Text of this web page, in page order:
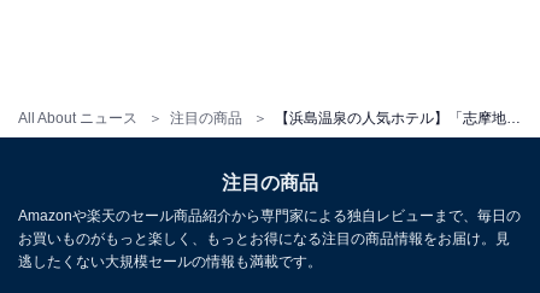
All About ニュース 注目の商品
チェックアウト：11:00
※掲載されている情報は記事公開時のものです。あらか
じめご了承ください。
注目の商品
Amazonや楽天のセール商品紹介から専門家による独自レビューまで、毎日の
お買いものがもっと楽しく、もっとお得になる注目の商品情報をお届け。見
逃したくない大規模セールの情報も満載です。